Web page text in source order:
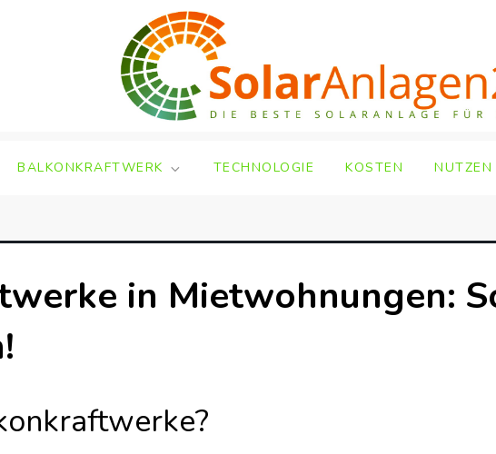
BALKONKRAFTWERK TECHNOLOGIE KOSTEN NUTZEN
in Mietwohnungen: